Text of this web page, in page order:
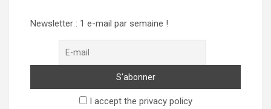
Newsletter : 1 e-mail par semaine !
I accept the privacy policy